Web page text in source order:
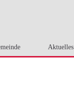
Aktuelles